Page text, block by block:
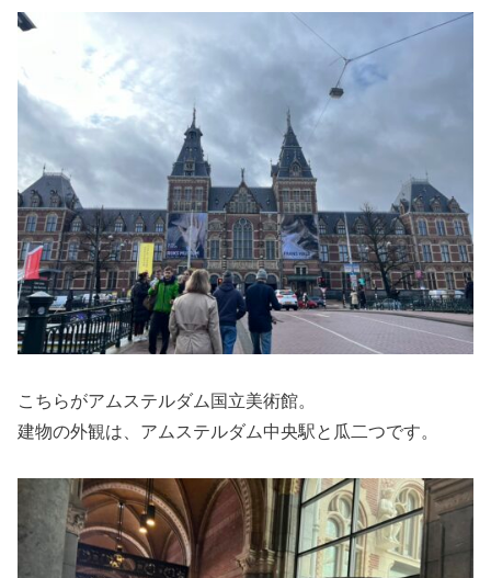
こちらがアムステルダム国立美術館。
建物の外観は、アムステルダム中央駅と瓜二つです。